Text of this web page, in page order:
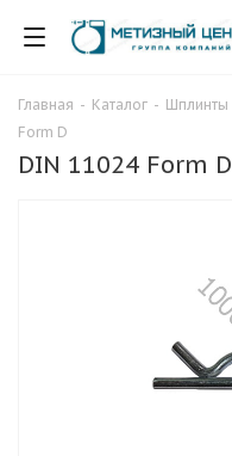
Главная - Каталог - Шплинты
Form D
DIN 11024 Form D